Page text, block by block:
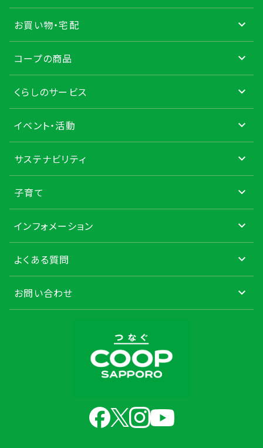
お買い物・宅配
コープの商品
くらしのサービス
イベント・活動
サステナビリティ
子育て
インフォメーション
よくある質問
お問い合わせ